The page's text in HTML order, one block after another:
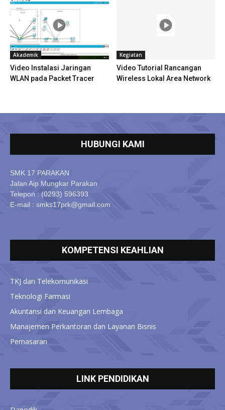
Akademik
Video Instalasi Jaringan
WLAN pada Packet Tracer
Kegiatan
Video Tutorial Rancangan
Wireless Lokal Area Network
HUBUNGI KAMI
SMK 17 PARAKAN
Jalan Aip Mungkar Parakan
Telepon : (0293) 596393
E-mail : smks17prk@gmail.com
KOMPETENSI KEAHLIAN
TKJ dan Telekomunikasi
Teknologi Farmasi
Akuntansi dan Keuangan Lembaga
Manajemen Perkantoran dan Layanan Bisnis
Pemasaran
LINK PENDIDIKAN